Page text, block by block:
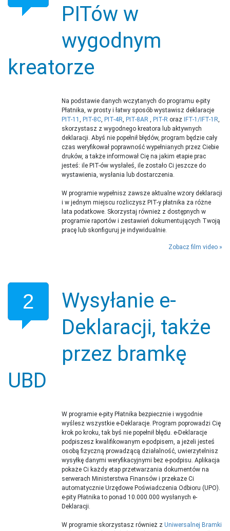
PITów w
wygodnym
kreatorze
Na podstawie danych wczytanych do programu e-pity
Płatnika, w prosty i łatwy sposób wystawisz deklaracje
PIT-11 , PIT-8C, PIT-4R, PIT-8AR , PIT-R oraz IFT-1/IFT-1R,
skorzystasz z wygodnego kreatora lub aktywnych
deklaracji. Abyś nie popełnił błędów, program będzie cały
czas weryfikował poprawność wypełnianych przez Ciebie
druków, a także informował Cię na jakim etapie prac
jesteś: ile PIT-ów wysłałeś, ile zostało Ci jeszcze do
wystawienia, wysłania lub dostarczenia.
W programie wypełnisz zawsze aktualne wzory deklaracji
i w jednym miejscu rozliczysz PIT-y płatnika za różne
lata podatkowe. Skorzystaj również z dostępnych w
programie raportów i zestawień dokumentujących Twoją
pracę lub skonfiguruj je indywidualnie.
Zobacz film video
2
Wysyłanie e-
Deklaracji, także
przez bramkę
UBD
W programie e-pity Płatnika bezpiecznie i wygodnie
wyślesz wszystkie e-Deklaracje. Program poprowadzi Cię
krok po kroku, tak byś nie popełnił błędu. e-Deklaracje
podpiszesz kwalifikowanym e-podpisem, a jeżeli jesteś
osobą fizyczną prowadzącą działalność, uwierzytelnisz
wysyłkę danymi weryfikacyjnymi bez e-podpisu. Aplikacja
pokaże Ci każdy etap przetwarzania dokumentów na
serwerach Ministerstwa Finansów i przekaże Ci
automatycznie Urzędowe Poświadczenia Odbioru (UPO).
e-pity Płatnika to ponad 10.000.000 wysłanych e-
Deklaracji.
W programie skorzystasz również z Uniwersalnej Bramki